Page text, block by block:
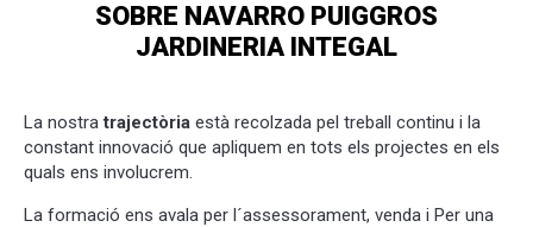
SOBRE NAVARRO PUIGGROS
JARDINERIA INTEGAL
La nostratrajectòria està recolzada pel treball continu i la
constant innovació que apliquem en tots els projectes en els
quals ens involucrem.
La formació ens avala per l´assessorament, venda i Per una